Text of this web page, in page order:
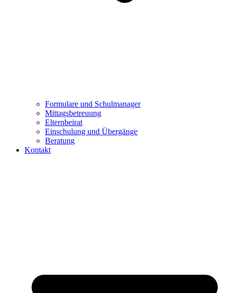
Formulare und Schulmanager
Mittagsbetreuung
Elternbeirat
Einschulung und Übergänge
Beratung
Kontakt